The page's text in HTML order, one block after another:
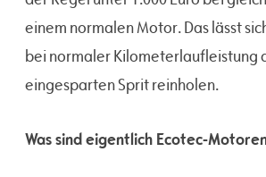
einem normalen Motor. Das lässt
bei normaler Kilometerlaufleistung
eingesparten Sprit reinholen.
Was sind eigentlich Ecotec-